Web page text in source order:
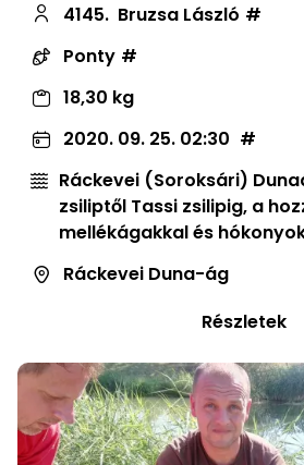
4145. Bruzsa László
Ponty
18,30 kg
2020. 09. 25. 02:30
Ráckevei (Soroksári)
zsiliptől Tassi zsilipig, a
mellékágakkal és
Ráckevei Duna-ág
Részletek